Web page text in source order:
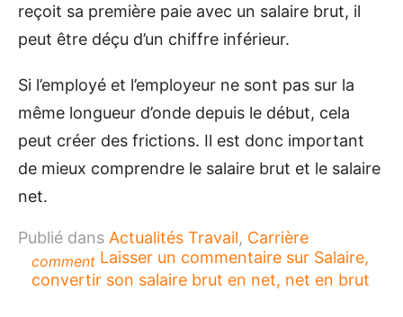
reçoit sa première paie avec un salaire brut, il
peut être déçu d’un chiffre inférieur.
Si l’employé et l’employeur ne sont pas sur la
même longueur d’onde depuis le début, cela
peut créer des frictions. Il est donc important
de mieux comprendre le salaire brut et le salaire
net.
Publié dans Actualités Travail, Carrière
comment Laisser un commentaire sur Salaire,
convertir son salaire brut en net, net en brut